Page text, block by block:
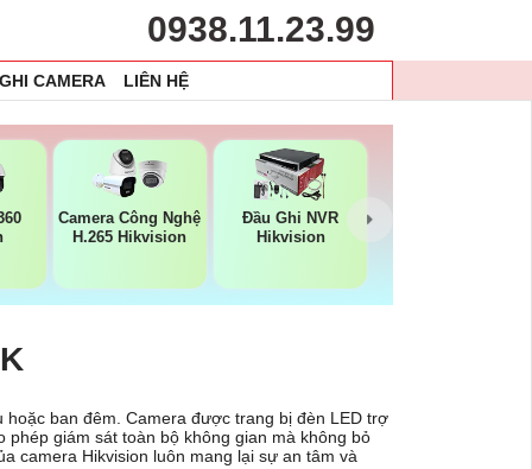
0938.11.23.99
CAMERA LIÊN HỆ
Camera Công Nghệ
H.265 Hikvision
Đầu Ghi NVR
Hikvision
ban đêm. Camera được trang bị đèn LED trợ
giám sát toàn bộ không gian mà không bỏ
camera Hikvision luôn mang lại sự an tâm và